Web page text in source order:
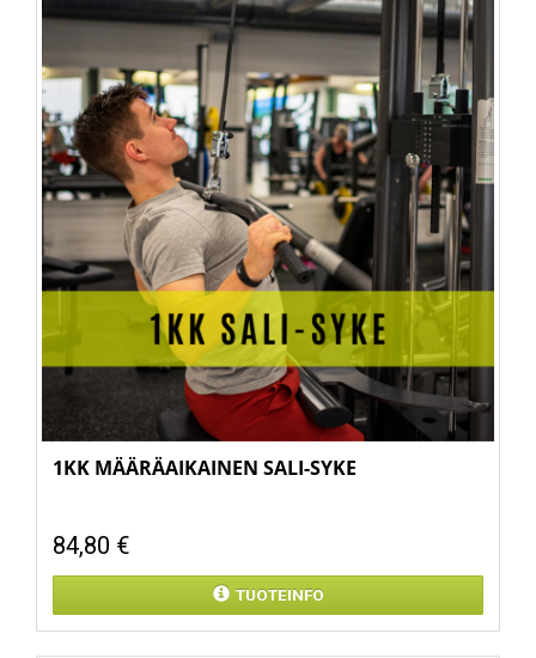
1KK MÄÄRÄAIKAINEN SALI-SYKE
84,80 €
TUOTEINFO